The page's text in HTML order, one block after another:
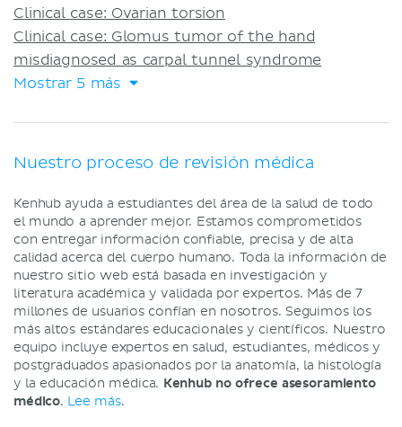
Clinical case: Ovarian torsion
Clinical case: Glomus tumor of the hand
misdiagnosed as carpal tunnel syndrome
Mostrar 5 más
Nuestro proceso de revisión médica
Kenhub ayuda a estudiantes del área de la salud de todo
el mundo a aprender mejor. Estamos comprometidos
con entregar información confiable, precisa y de alta
calidad acerca del cuerpo humano. Toda la información de
nuestro sitio web está basada en investigación y
literatura académica y validada por expertos. Más de 7
millones de usuarios confían en nosotros. Seguimos los
más altos estándares educacionales y científicos. Nuestro
equipo incluye expertos en salud, estudiantes, médicos y
postgraduados apasionados por la anatomía, la histología
y la educación médica. Kenhub no ofrece asesoramiento
médico. Lee más.